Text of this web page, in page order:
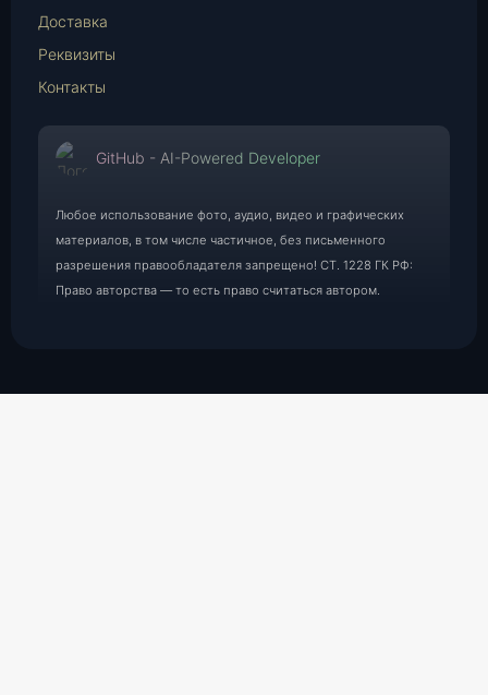
Доставка
Реквизиты
Контакты
GitHub - AI-Powered Developer
Любое использование фото, аудио, видео и графических
материалов, в том числе частичное, без письменного
разрешения правообладателя запрещено! СТ. 1228 ГК РФ:
Право авторства — то есть право считаться автором.